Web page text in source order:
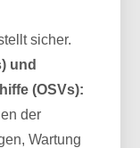
sicher.
und
(OSVs):
der
Wartung